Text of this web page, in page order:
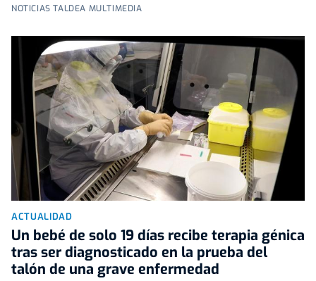
NOTICIAS TALDEA MULTIMEDIA
ACTUALIDAD
Un bebé de solo 19 días recibe terapia génica
tras ser diagnosticado en la prueba del
talón de una grave enfermedad